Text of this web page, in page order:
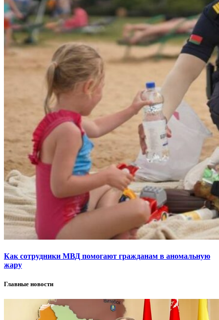
Как сотрудники МВД помогают гражданам в аномальную
жару
Главные новости